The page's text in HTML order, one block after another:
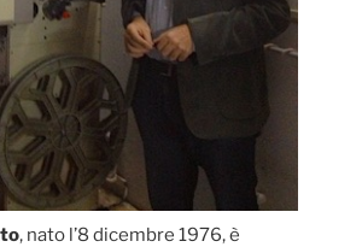
, nato l’8 dicembre 1976, è